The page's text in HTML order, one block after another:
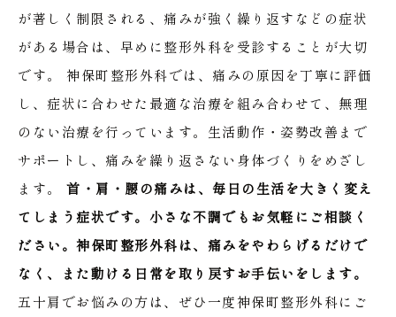
が著しく制限される、痛みが強く繰り返すなどの症状
がある場合は、早めに整形外科を受診することが大切
です。
神保町整形外科では、痛みの原因を丁寧に評価
し、症状に合わせた最適な治療を組み合わせて、無理
のない治療を行っています。生活動作・姿勢改善まで
サポートし、痛みを繰り返さない身体づくりをめざし
ます。
首・肩・腰の痛みは、毎日の生活を大きく変え
てしまう症状です。小さな不調でもお気軽にご相談く
ださい。神保町整形外科は、痛みをやわらげるだけで
なく、また動ける日常を取り戻すお手伝いをします。
五十肩でお悩みの方は、ぜひ一度神保町整形外科にご